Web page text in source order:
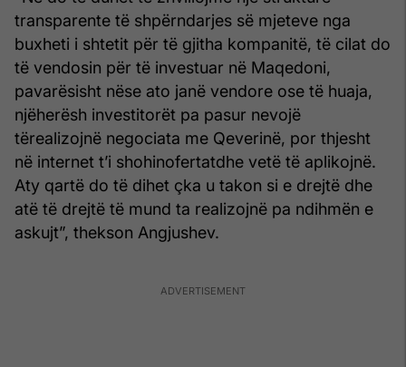
transparente të shpërndarjes së mjeteve nga
buxheti i shtetit për të gjitha kompanitë, të cilat do
të vendosin për të investuar në Maqedoni,
pavarësisht nëse ato janë vendore ose të huaja,
njëherësh investitorët pa pasur nevojë
tërealizojnë negociata me Qeverinë, por thjesht
në internet t’i shohinofertatdhe vetë të aplikojnë.
Aty qartë do të dihet çka u takon si e drejtë dhe
atë të drejtë të mund ta realizojnë pa ndihmën e
askujt”, thekson Angjushev.